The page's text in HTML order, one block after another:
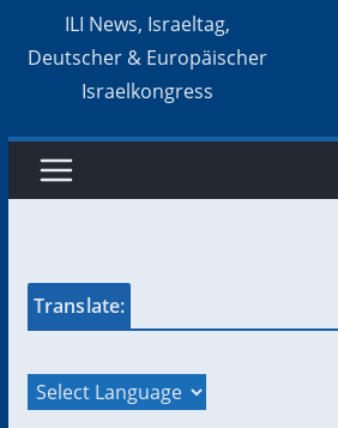
ILI News, Israeltag,
Deutscher & Europäischer
Israelkongress
Translate: